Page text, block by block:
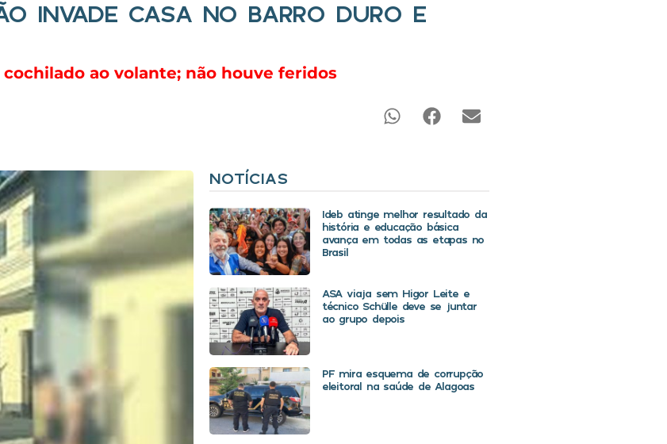
INVADE CASA NO BARRO DURO E
ao volante; não houve feridos
NOTÍCIAS
Ideb atinge melhor resultado da
história e educação básica
avança em todas as etapas no
Brasil
ASA viaja sem Higor Leite e
técnico Schülle deve se juntar
ao grupo depois
PF mira esquema de corrupção
eleitoral na saúde de Alagoas